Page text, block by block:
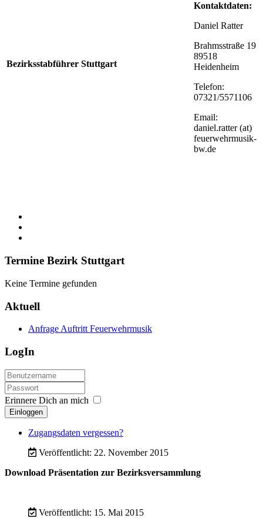
Bezirksstabführer Stuttgart
Kontaktdaten:
Daniel Ratter
Brahmsstraße 19
89518
Heidenheim
Telefon:
07321/5571106
Email:
daniel.ratter (at)
feuerwehrmusik-
bw.de
Termine Bezirk Stuttgart
Keine Termine gefunden
Aktuell
Anfrage Auftritt Feuerwehrmusik
LogIn
Erinnere Dich an mich
Einloggen
Zugangsdaten vergessen?
Veröffentlicht: 22. November 2015
Download Präsentation zur Bezirksversammlung
Veröffentlicht: 15. Mai 2015